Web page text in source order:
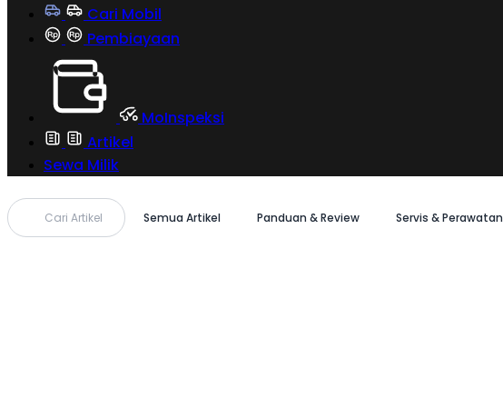
Cari Mobil
Pembiayaan
MoInspeksi
Artikel
Sewa Milik
Cari Artikel Semua Artikel Panduan & Review Servis & Perawatan